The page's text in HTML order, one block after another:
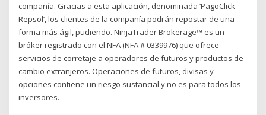
compañía. Gracias a esta aplicación, denominada ‘PagoClick
Repsol’, los clientes de la compañía podrán repostar de una
forma más ágil, pudiendo. NinjaTrader Brokerage™ es un
bróker registrado con el NFA (NFA # 0339976) que ofrece
servicios de corretaje a operadores de futuros y productos de
cambio extranjeros. Operaciones de futuros, divisas y
opciones contiene un riesgo sustancial y no es para todos los
inversores.